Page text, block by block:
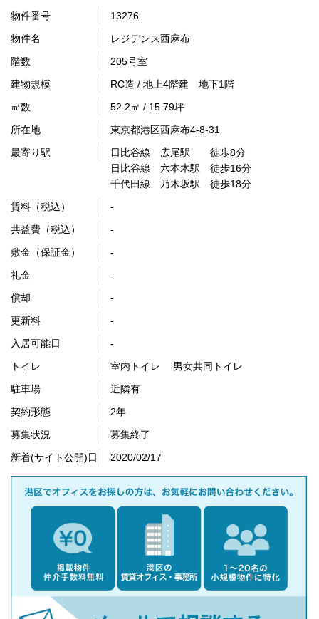
物件番号
13276
物件名
レジデンス西麻布
階数
205号室
建物規模
RC造 / 地上4階建 地下1階
㎡数
52.2㎡ / 15.79坪
所在地
東京都港区西麻布4-8-31
最寄り駅
日比谷線 広尾駅 徒歩8分
日比谷線 六本木駅 徒歩16分
千代田線 乃木坂駅 徒歩18分
賃料（税込）
-
共益費（税込）
-
敷金（保証金）
-
礼金
-
償却
-
更新料
-
入居可能日
-
トイレ
室内トイレ 男女共同トイレ
駐車場
近隣有
契約形態
2年
募集状況
募集終了
新着(サイト公開)日
2020/02/17